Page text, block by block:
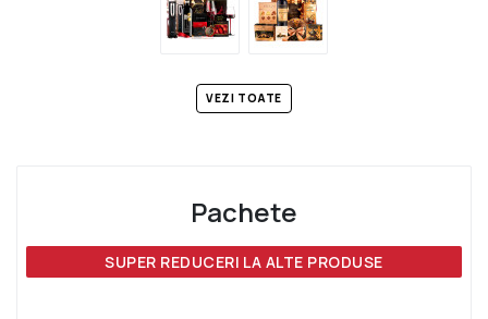
Pachete
SUPER REDUCERI LA ALTE PRODUSE
VEZI TOATE